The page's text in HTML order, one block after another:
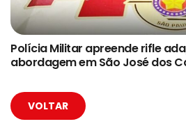
Polícia Militar apreende rifle
abordagem em São José dos
VOLTAR